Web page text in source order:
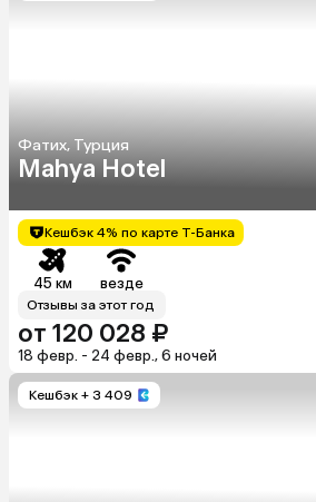
Фатих, Турция
Mahya Hotel
Кешбэк 4% по карте Т-Банка
45 км везде
Отзывы за этот год
от 120 028 ₽
18 февр. - 24 февр., 6 ночей
Кешбэк + 3 409